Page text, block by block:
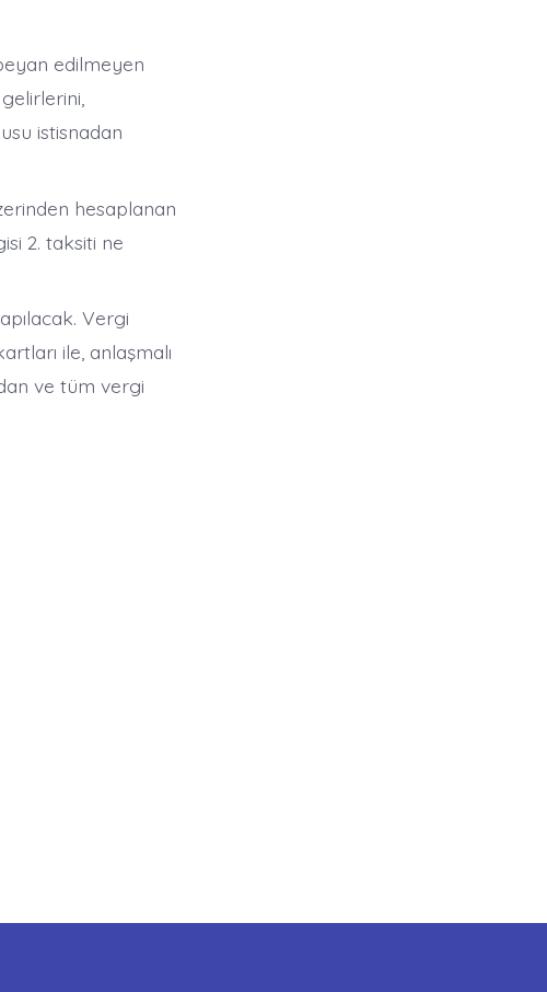
edilmeyen
istisnadan
hesaplanan
2. taksiti ne
Vergi
ile, anlaşmalı
ve tüm vergi